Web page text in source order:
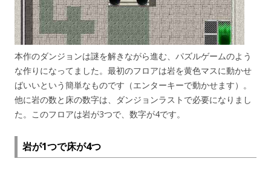
本作のダンジョンは謎を解きながら進む、パズルゲームのよう
な作りになってました。最初のフロアは岩を黄色マスに動かせ
ばいいという簡単なものです（エンターキーで動かせます）。
他に岩の数と床の数字は、ダンジョンラストで必要になりまし
た。このフロアは岩が3つで、数字が4です。
岩が1つで床が4つ